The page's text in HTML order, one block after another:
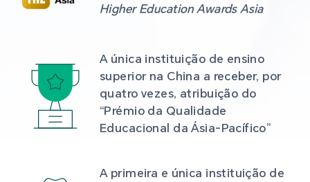
Higher Education Awards Asia
A única instituição de ensino
superior na China a receber, por
quatro vezes, atribuição do
“Prémio da Qualidade
Educacional da Ásia-Pacífico”
A primeira e única instituição de